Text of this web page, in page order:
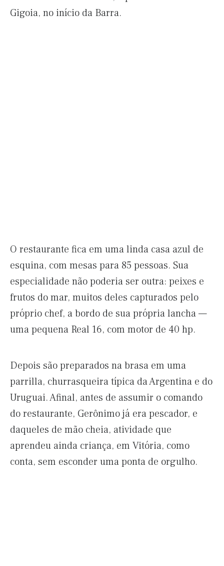
Gigoia, no início da Barra.
O restaurante fica em uma linda casa azul de
esquina, com mesas para 85 pessoas. Sua
especialidade não poderia ser outra: peixes e
frutos do mar, muitos deles capturados pelo
próprio chef, a bordo de sua própria lancha —
uma pequena Real 16, com motor de 40 hp.
Depois são preparados na brasa em uma
parrilla, churrasqueira típica da Argentina e do
Uruguai. Afinal, antes de assumir o comando
do restaurante, Gerônimo já era pescador, e
daqueles de mão cheia, atividade que
aprendeu ainda criança, em Vitória, como
conta, sem esconder uma ponta de orgulho.